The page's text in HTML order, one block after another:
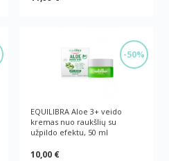
-50%
EQUILIBRA Aloe 3+ veido
kremas nuo raukšlių su
užpildo efektu, 50 ml
10,00 €